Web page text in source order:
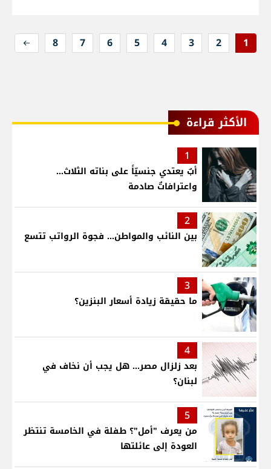
1
2
3
4
5
6
7
8
الأكثر قراءة
1
أبٌ يعتدي جنسيّاً على بناته الثلاث…
واعترافاتٌ صادمة
2
بين النائب والمواطن... فجوة الرواتب تتسع
3
ما حقيقة زيادة أسعار البنزين؟
4
بعد زلزال مصر... هل يجب أن نخاف في
لبنان؟
5
من يعرف "أمل"؟ طفلة في الخامسة تنتظر
العودة إلى عائلتها